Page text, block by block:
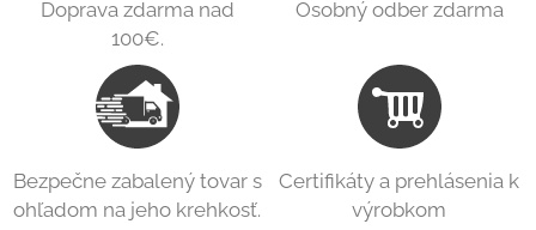
Doprava zdarma nad
100€.
Osobný odber zdarma
Bezpečne zabalený tovar s
ohľadom na jeho krehkosť.
Certifikáty a prehlásenia k
výrobkom